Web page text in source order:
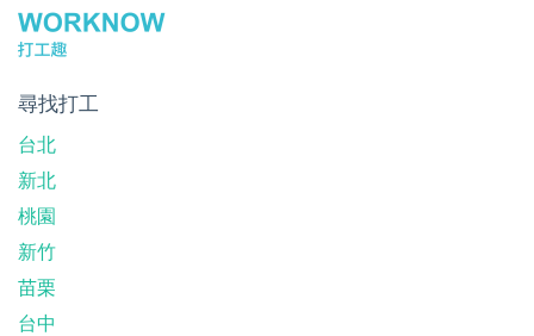
尋找打工
台北
新北
桃園
新竹
苗栗
台中